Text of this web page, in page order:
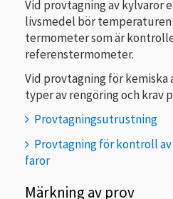
Vid provtagning av kylvaror
livsmedel bör temperaturen
termometer som är
referenstermometer.
Vid provtagning för kemiska
typer av rengöring och krav
Provtagningsutrustning
Provtagning för kontroll
faror
Märkning av prov